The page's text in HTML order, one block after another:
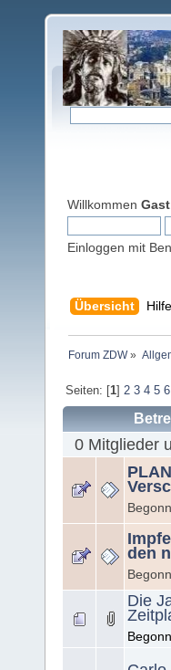
Willkommen Gast
Einloggen mit
Übersicht Hilfe
Forum ZDW»
Seiten: [1] 2 3 4 5 6
0 Mitglieder
den
Die